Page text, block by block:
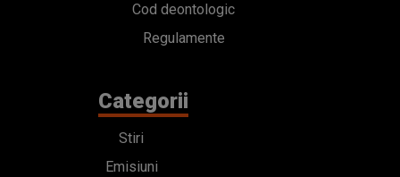
Cod deontologic
Regulamente
Categorii
Stiri
Emisiuni